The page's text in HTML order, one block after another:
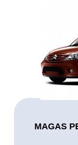
MAGAS